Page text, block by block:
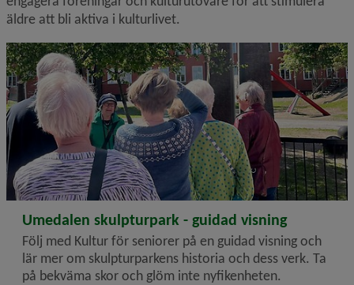
äldre att bli aktiva i kulturlivet.
2026-08-07
Umedalen skulpturpark - guidad visning
Följ med Kultur för seniorer på en guidad visning och
lär mer om skulpturparkens historia och dess verk. Ta
på bekväma skor och glöm inte nyfikenheten.